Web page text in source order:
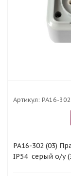
Артикул: РА16-
РА16-302 (03)
IP54 серый о/у